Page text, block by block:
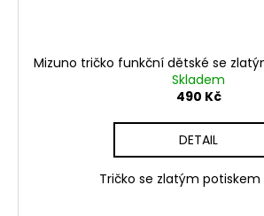
Mizuno tričko funkční dětské se
Skladem
490 Kč
DETAIL
Tričko se zlatým potiskem